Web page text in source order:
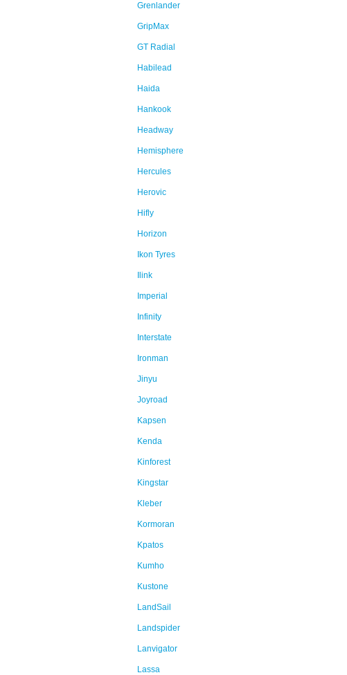
Grenlander
GripMax
GT Radial
Habilead
Haida
Hankook
Headway
Hemisphere
Hercules
Herovic
Hifly
Horizon
Ikon Tyres
Ilink
Imperial
Infinity
Interstate
Ironman
Jinyu
Joyroad
Kapsen
Kenda
Kinforest
Kingstar
Kleber
Kormoran
Kpatos
Kumho
Kustone
LandSail
Landspider
Lanvigator
Lassa